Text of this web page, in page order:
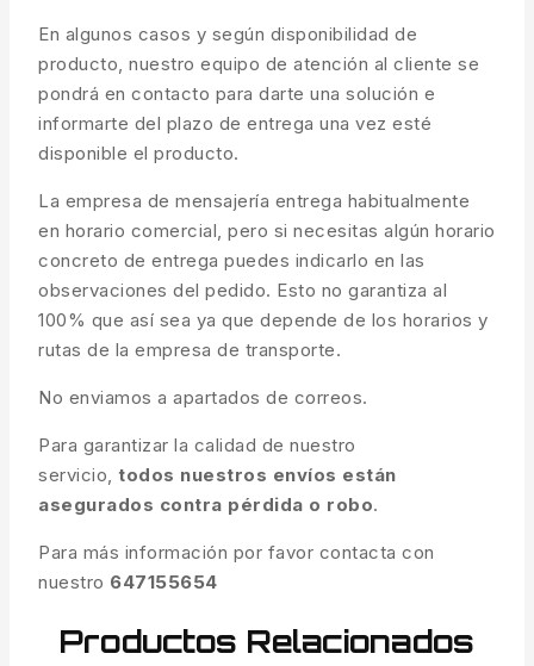
En algunos casos y según disponibilidad de
producto, nuestro equipo de atención al cliente se
pondrá en contacto para darte una solución e
informarte del plazo de entrega una vez esté
disponible el producto.
La empresa de mensajería entrega habitualmente
en horario comercial, pero si necesitas algún horario
concreto de entrega puedes indicarlo en las
observaciones del pedido. Esto no garantiza al
100% que así sea ya que depende de los horarios y
rutas de la empresa de transporte.
No enviamos a apartados de correos.
Para garantizar la calidad de nuestro
servicio, todos nuestros envíos están
asegurados contra pérdida o robo.
Para más información por favor contacta con
nuestro 647155654
Productos Relacionados